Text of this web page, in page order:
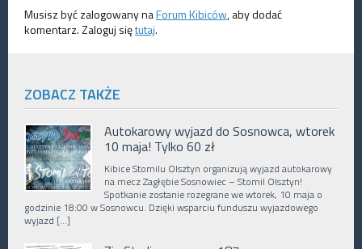
Musisz być zalogowany naForum Kibiców, aby dodać
komentarz. Zaloguj siętutaj.
ZOBACZ TAKŻE
Autokarowy wyjazd do Sosnowca, wtorek
10 maja! Tylko 60 zł
Kibice Stomilu Olsztyn organizują wyjazd autokarowy
na mecz Zagłębie Sosnowiec – Stomil Olsztyn!
Spotkanie zostanie rozegrane we wtorek, 10 maja o
godzinie 18:00 w Sosnowcu. Dzięki wsparciu funduszu wyjazdowego
wyjazd […]